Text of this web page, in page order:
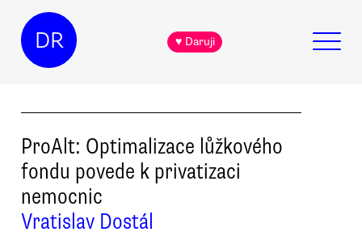
DR ♥ Daruji
ProAlt: Optimalizace lůžkového
fondu povede k privatizaci
nemocnic
Vratislav Dostál